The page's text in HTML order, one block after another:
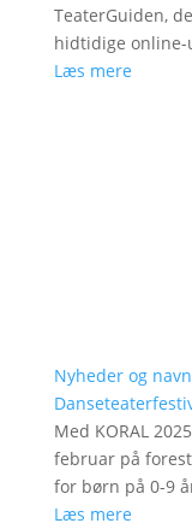
TeaterGuiden,
hidtidige online-
Læs mere
Nyheder og
Med KORAL
februar på
for børn på 0-9
Læs mere